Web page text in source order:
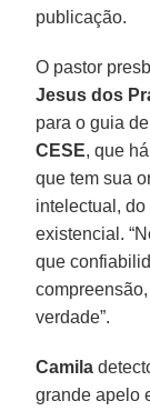
publicação.
O pastor
Jesus dos
para o guia
CESE, que
que tem sua
intelectual,
existencial.
que
verdade”.
Camila
grande apelo